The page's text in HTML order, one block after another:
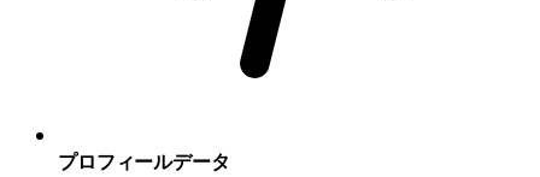
プロフィールデータ